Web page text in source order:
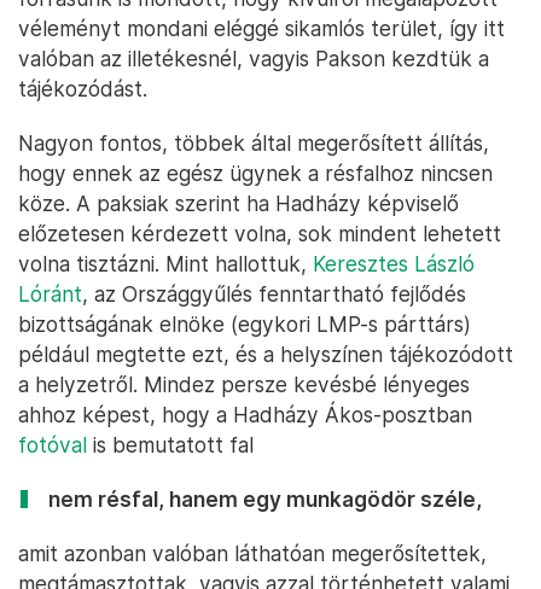
véleményt mondani eléggé sikamlós terület, így itt
valóban az illetékesnél, vagyis Pakson kezdtük a
tájékozódást.
Nagyon fontos, többek által megerősített állítás,
hogy ennek az egész ügynek a résfalhoz nincsen
köze. A paksiak szerint ha Hadházy képviselő
előzetesen kérdezett volna, sok mindent lehetett
volna tisztázni. Mint hallottuk, Keresztes László
Lóránt, az Országgyűlés fenntartható fejlődés
bizottságának elnöke (egykori LMP-s párttárs)
például megtette ezt, és a helyszínen tájékozódott
a helyzetről. Mindez persze kevésbé lényeges
ahhoz képest, hogy a Hadházy Ákos-posztban
fotóval is bemutatott fal
nem résfal, hanem egy munkagödör széle,
amit azonban valóban láthatóan megerősítettek,
megtámasztottak, vagyis azzal történhetett valami